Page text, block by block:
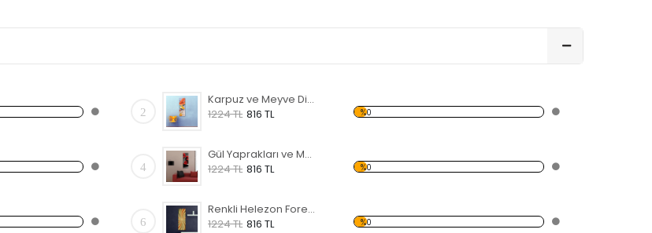
2
Karpuz ve Meyve Dilimleri Forex Tablo
1224 TL 816 TL %0
4
Gül Yaprakları ve Metal Forex Tablo
1224 TL 816 TL %0
6
Renkli Helezon Forex Tablo
1224 TL 816 TL %0